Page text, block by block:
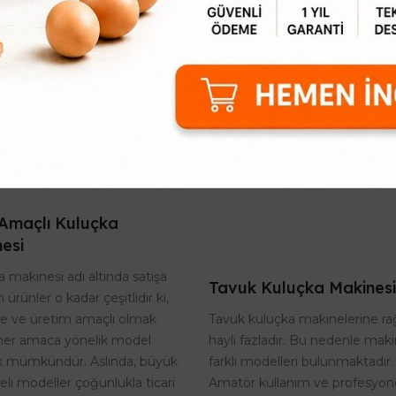
suluk fiyatları sert Plastik
ve otomatik suluk
çeşitlerimiz çok fazladır.
otomatik suluk ürünler..
Hindi sulukları 4 litre su
ve dolu olduğunda epey
sulukları fiyatları ile
ucuz ..
Kuluçka
makinesi adı altında satışa
ürünler o kadar çeşitlidir ki,
ve üretim amaçlı olmak
amaca yönelik model
mümkündür. Aslında, büyük
modeller çoğunlukla ticari
Tavuk Kuluçka Makinesi
Tavuk kuluçka makinelerine
hayli fazladır. Bu nedenle
farklı modelleri bulunmaktadır.
Amatör kullanım ve